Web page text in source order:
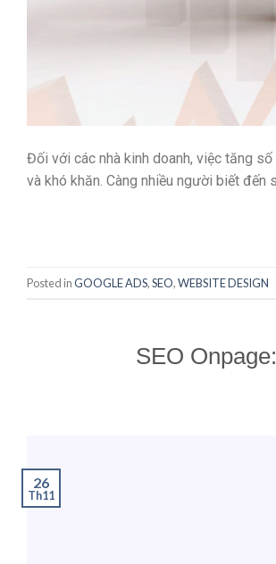
Đối với các nhà kinh doanh, việc tăng
và khó khăn. Càng nhiều người biết đến
Posted inGOOGLE ADS,SEO,WEBSITE DESIGN
SEO
26
Th11